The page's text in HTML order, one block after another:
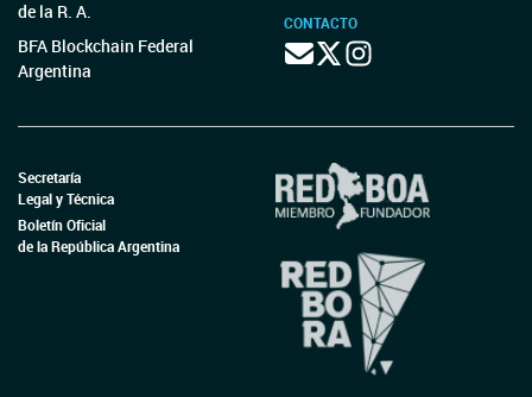
de la R. A.
BFA Blockchain Federal
Argentina
CONTACTO
Secretaría
Legal y Técnica
Boletín Oficial
de la República Argentina